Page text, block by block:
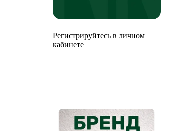
Регистрируйтесь в личном
кабинете